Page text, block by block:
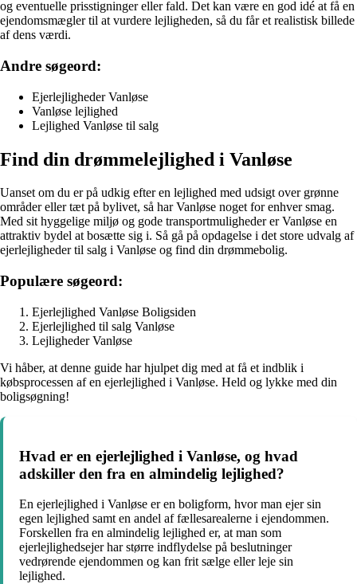
og eventuelle prisstigninger eller fald. Det kan være en god idé at få en
ejendomsmægler til at vurdere lejligheden, så du får et realistisk billede
af dens værdi.
Andre søgeord:
Ejerlejligheder Vanløse
Vanløse lejlighed
Lejlighed Vanløse til salg
Find din drømmelejlighed i Vanløse
Uanset om du er på udkig efter en lejlighed med udsigt over grønne
områder eller tæt på bylivet, så har Vanløse noget for enhver smag.
Med sit hyggelige miljø og gode transportmuligheder er Vanløse en
attraktiv bydel at bosætte sig i. Så gå på opdagelse i det store udvalg af
ejerlejligheder til salg i Vanløse og find din drømmebolig.
Populære søgeord:
Ejerlejlighed Vanløse Boligsiden
Ejerlejlighed til salg Vanløse
Lejligheder Vanløse
Vi håber, at denne guide har hjulpet dig med at få et indblik i
købsprocessen af en ejerlejlighed i Vanløse. Held og lykke med din
boligsøgning!
Hvad er en ejerlejlighed i Vanløse, og hvad
adskiller den fra en almindelig lejlighed?
En ejerlejlighed i Vanløse er en boligform, hvor man ejer sin
egen lejlighed samt en andel af fællesarealerne i ejendommen.
Forskellen fra en almindelig lejlighed er, at man som
ejerlejlighedsejer har større indflydelse på beslutninger
vedrørende ejendommen og kan frit sælge eller leje sin
lejlighed.